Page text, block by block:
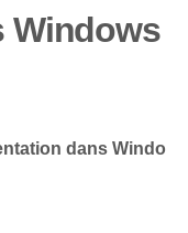
Windows
dans Windo